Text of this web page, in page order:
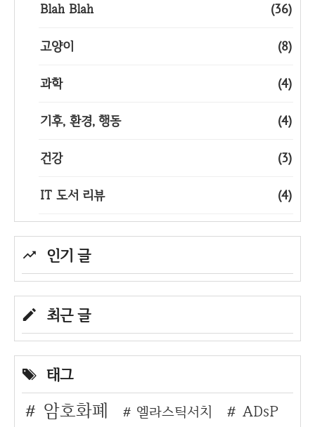
Blah Blah (36)
고양이 (8)
과학 (4)
기후, 환경, 행동 (4)
건강 (3)
IT 도서 리뷰 (4)
인기 글
최근 글
태그
암호화폐 엘라스틱서치 ADsP